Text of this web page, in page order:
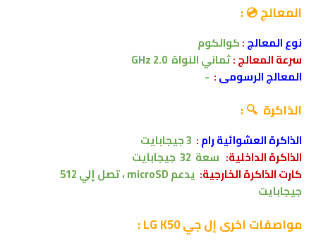
المعالج 💿 :
نوع المعالج:كوالكوم
سرعة المعالج :ثماني النواة 2.0 GHz
المعالج الرسومى:
-
الذاكرة 🔍 :
الذاكرة العشوائية رام:
جيجابايت
الذاكرة الداخلية: سعة 32
جيجابايت
كارت الذاكرة الخارجية: يدعمmicroSD ، تصل إلي512
جيجابايت
مواصفات اخرىإل جي LG K50 :